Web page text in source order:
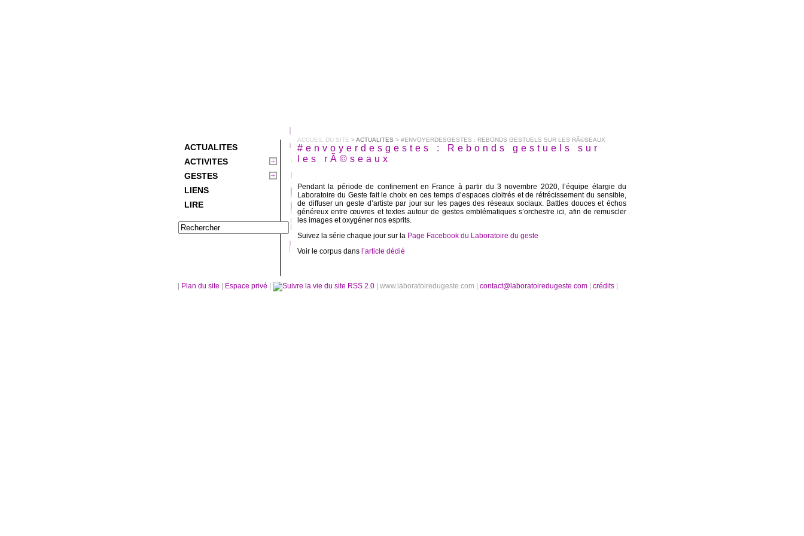
ACTUALITES
ACTIVITES
GESTES
LIENS
LIRE
ACCUEIL DU SITE >ACTUALITES > #ENVOYERDESGESTES : REBONDS GESTUELS SUR LES RÃ©SEAUX
#envoyerdesgestes : Rebonds gestuels sur
les rÃ©seaux
Pendant la période de confinement en France à partir du 3 novembre 2020, l’équipe élargie du
Laboratoire du Geste fait le choix en ces temps d’espaces cloitrés et de rétrécissement du sensible,
de diffuser un geste d’artiste par jour sur les pages des réseaux sociaux. Battles douces et échos
généreux entre œuvres et textes autour de gestes emblématiques s’orchestre ici, afin de remuscler
les images et oxygéner nos esprits.
Suivez la série chaque jour sur la Page Facebook du Laboratoire du geste
Voir le corpus dans l’article dédié
Plan du site Espace privé RSS 2.0 | www.laboratoiredugeste.com | contact@laboratoiredugeste.com crédits